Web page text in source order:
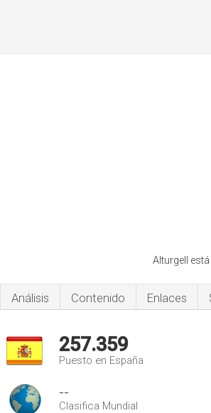
Alturgell
Análisis Contenido Enlaces
257.359
Puesto en España
--
Clasifica Mundial